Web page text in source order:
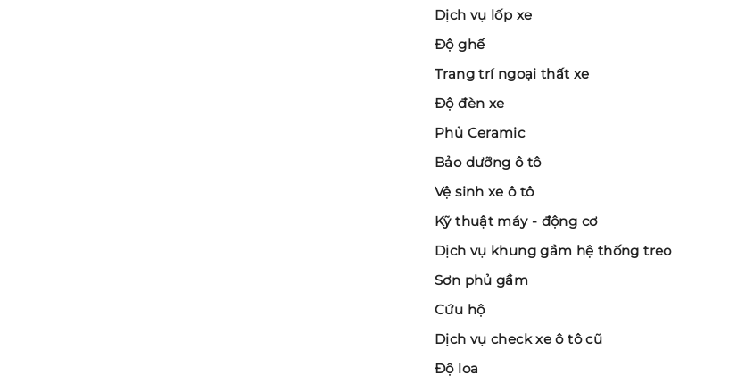
Dịch vụ lốp xe
Độ ghế
Trang trí ngoại thất xe
Độ đèn xe
Phủ Ceramic
Bảo dưỡng ô tô
Vệ sinh xe ô tô
Kỹ thuật máy - động cơ
Dịch vụ khung gầm hệ thống treo
Sơn phủ gầm
Cứu hộ
Dịch vụ check xe ô tô cũ
Độ loa